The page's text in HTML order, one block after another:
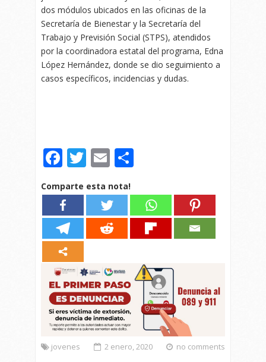
dos módulos ubicados en las oficinas de la
Secretaría de Bienestar y la Secretaría del
Trabajo y Previsión Social (STPS), atendidos
por la coordinadora estatal del programa, Edna
López Hernández, donde se dio seguimiento a
casos específicos, incidencias y dudas.
Facebook
Twitter
Email
Comparte esta nota!
jovenes 2 enero, 2020 no comments